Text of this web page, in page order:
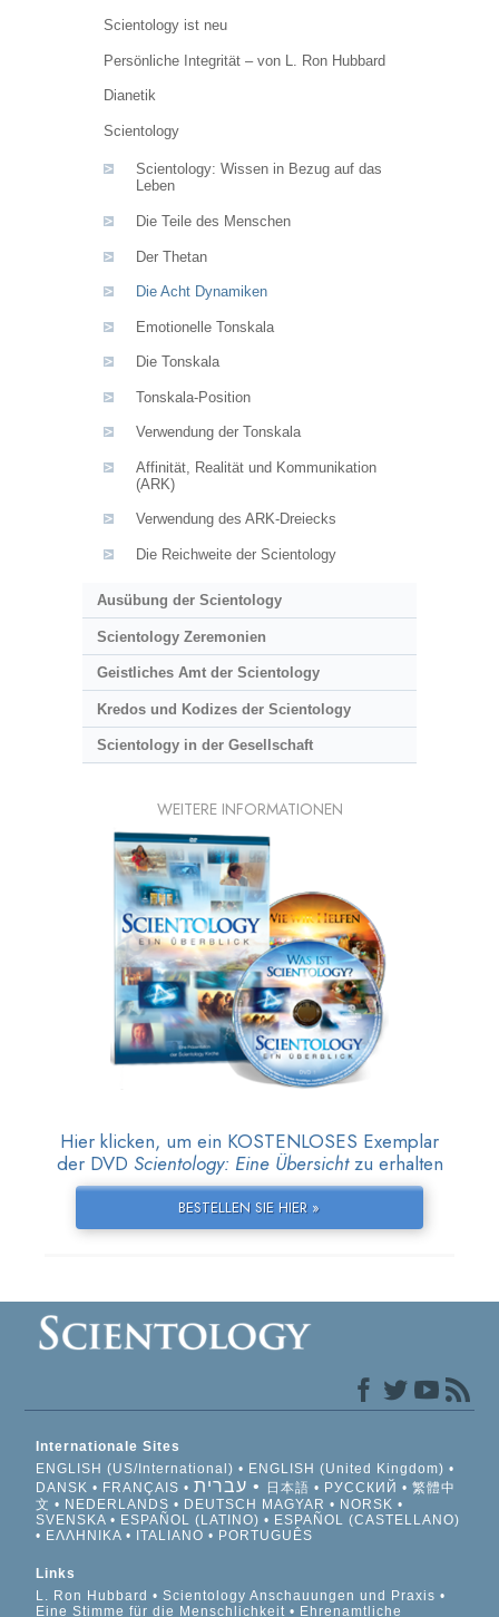
Scientology ist neu
Persönliche Integrität – von L. Ron Hubbard
Dianetik
Scientology
Scientology: Wissen in Bezug auf das
Leben
Die Teile des Menschen
Der Thetan
Die Acht Dynamiken
Emotionelle Tonskala
Die Tonskala
Tonskala-Position
Verwendung der Tonskala
Affinität, Realität und Kommunikation
(ARK)
Verwendung des ARK-Dreiecks
Die Reichweite der Scientology
Ausübung der Scientology
Scientology Zeremonien
Geistliches Amt der Scientology
Kredos und Kodizes der Scientology
Scientology in der Gesellschaft
WEITERE INFORMATIONEN
Hier klicken, um ein KOSTENLOSES Exemplar
der DVD Scientology: Eine Übersichtzu erhalten
BESTELLEN SIE HIER »
Internationale Sites
ENGLISH (US/International)
ENGLISH (United Kingdom)
DANSK
FRANÇAIS עברית 日本語 РУССКИЙ
繁體中
文
NEDERLANDS DEUTSCH MAGYAR
NORSK
SVENSKA
ESPAÑOL (LATINO)
ESPAÑOL (CASTELLANO)
ΕΛΛΗΝΙΚA
ITALIANO PORTUGUÊS
Links
L. Ron Hubbard
Scientology Anschauungen und Praxis
Eine Stimme für die Menschlichkeit
Ehrenamtliche